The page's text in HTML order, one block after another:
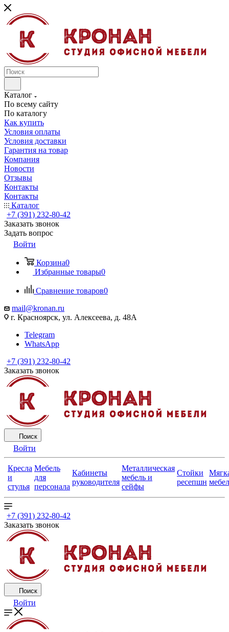
Каталог
По всему сайту
По каталогу
Как купить
Условия оплаты
Условия доставки
Гарантия на товар
Компания
Новости
Отзывы
Контакты
Контакты
Каталог
+7 (391) 232-80-42
Заказать звонок
Задать вопрос
Войти
Корзина0
Избранные товары0
Сравнение товаров0
mail@kronan.ru
г. Красноярск, ул. Алексеева, д. 48А
Telegram
WhatsApp
+7 (391) 232-80-42
Заказать звонок
Поиск
Войти
Кресла
и
стулья
Мебель
для
персонала
Кабинеты
руководителя
Металлическая
мебель и
сейфы
Стойки
ресепшн
+7 (391) 232-80-42
Заказать звонок
Поиск
Войти